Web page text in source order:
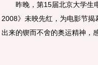
昨晚，第15届北京大学生电
2008》未映先红，为电影节
出来的锲而不舍的奥运精神，